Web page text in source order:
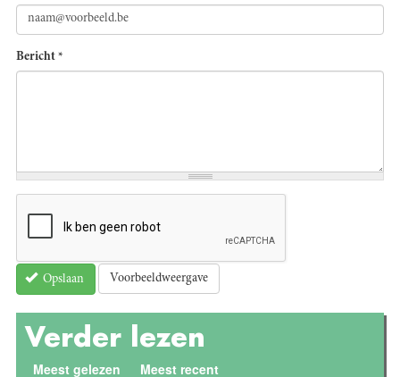
Bericht *
Opslaan Voorbeeldweergave
Verder lezen
Meest gelezen Meest recent